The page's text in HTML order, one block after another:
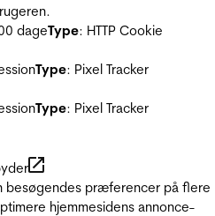
dageType: HTTP Cookie
Type: Pixel Tracker
Type: Pixel Tracker
besøgendes præferencer på flere
hjemmesidens annonce-